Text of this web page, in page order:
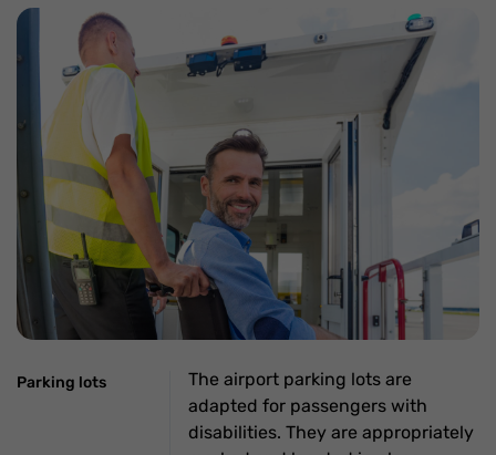
Parking lots
The airport parking lots are
adapted for passengers with
disabilities. They are appropriately